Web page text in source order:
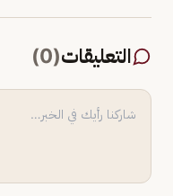
التعليقات(
0
)